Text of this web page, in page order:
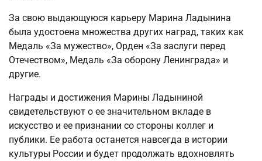
За свою выдающуюся карьеру Марина Ладынина
была удостоена множества других наград, таких как
Медаль «За мужество», Орден «За заслуги перед
Отечеством», Медаль «За оборону Ленинграда» и
другие.
Награды и достижения Марины Ладыниной
свидетельствуют о ее значительном вкладе в
искусство и ее признании со стороны коллег и
публики. Ее работа останется навсегда в истории
культуры России и будет продолжать вдохновлять